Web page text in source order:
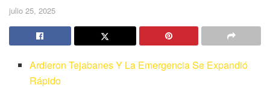
julio 25, 2025
Ardieron Tejabanes Y La Emergencia Se Expandió
Rápido